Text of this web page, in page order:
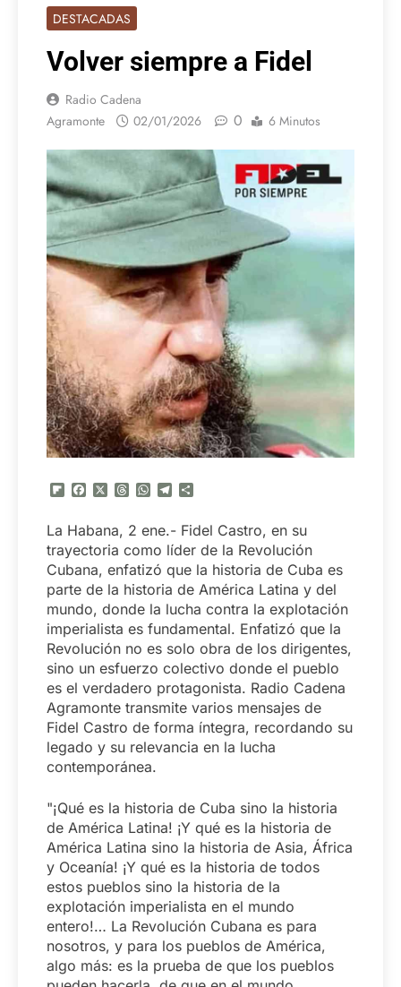
DESTACADAS
Volver siempre a Fidel
Radio Cadena
Agramonte
02/01/2026 0 6 Minutos
Flipboard
FacebookThreadsWhatsApp
Telegram
La Habana, 2 ene.- Fidel Castro, en su
trayectoria como líder de la Revolución
Cubana, enfatizó que la historia de Cuba es
parte de la historia de América Latina y del
mundo, donde la lucha contra la explotación
imperialista es fundamental. Enfatizó que la
Revolución no es solo obra de los dirigentes,
sino un esfuerzo colectivo donde el pueblo
es el verdadero protagonista. Radio Cadena
Agramonte transmite varios mensajes de
Fidel Castro de forma íntegra, recordando su
legado y su relevancia en la lucha
contemporánea.
"¡Qué es la historia de Cuba sino la historia
de América Latina! ¡Y qué es la historia de
América Latina sino la historia de Asia, África
y Oceanía! ¡Y qué es la historia de todos
estos pueblos sino la historia de la
explotación imperialista en el mundo
entero!… La Revolución Cubana es para
nosotros, y para los pueblos de América,
algo más: es la prueba de que los pueblos